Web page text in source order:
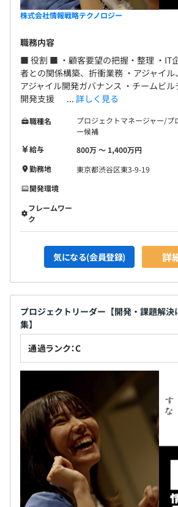
株式会社情報戦略テクノロジー
職務内容
■ 役割 ■ ・顧客要望の把握・整理 ・IT
者との関係構築、折衝業務 ・アジャイル
アジャイル開発ガバナンス ・チームビ
開発支援 ... 詳しく見る
職種名
プロジェクトマネージャー/プ
ー候補
給与
800万 〜 1,400万円
勤務地
東京都渋谷区東3-9-19
開発環境
フレームワー
ク
気になる(会員登録) 詳
プロジェクトリーダー【開発・課題解
集】
通過ランク：C